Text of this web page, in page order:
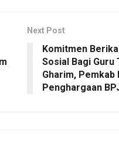
Next Post
Komitmen
Sosial Bagi Guru
Gharim, Pemkab
Penghargaan